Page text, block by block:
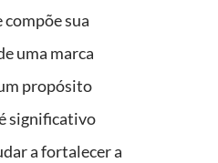
compõe sua
uma marca
propósito
significativo
a fortalecer a